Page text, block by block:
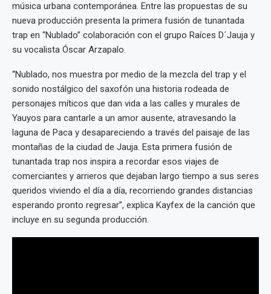
música urbana contemporánea. Entre las propuestas de su
nueva producción presenta la primera fusión de tunantada
trap en “Nublado” colaboración con el grupo Raíces D´Jauja y
su vocalista Óscar Arzapalo.
“Nublado, nos muestra por medio de la mezcla del trap y el
sonido nostálgico del saxofón una historia rodeada de
personajes míticos que dan vida a las calles y murales de
Yauyos para cantarle a un amor ausente, atravesando la
laguna de Paca y desapareciendo a través del paisaje de las
montañas de la ciudad de Jauja. Esta primera fusión de
tunantada trap nos inspira a recordar esos viajes de
comerciantes y arrieros que dejaban largo tiempo a sus seres
queridos viviendo el día a día, recorriendo grandes distancias
esperando pronto regresar”, explica Kayfex de la canción que
incluye en su segunda producción.